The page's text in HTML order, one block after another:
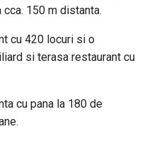
150 m distanta.
cu 420 locuri si o
si terasa restaurant cu
cu pana la 180 de